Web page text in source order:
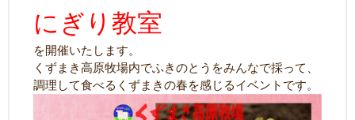
にぎり教室
を開催いたします。
くずまき高原牧場内でふきのとうをみんなで採って、
調理して食べるくずまきの春を感じるイベントです。